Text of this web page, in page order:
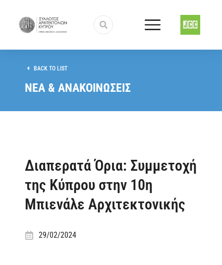
BACK TO LIST
ΝΕΑ & ΑΝΑΚΟΙΝΩΣΕΙΣ
Διαπερατά Όρια: Συμμετοχή
της Κύπρου στην 10η
Μπιενάλε Αρχιτεκτονικής
29/02/2024